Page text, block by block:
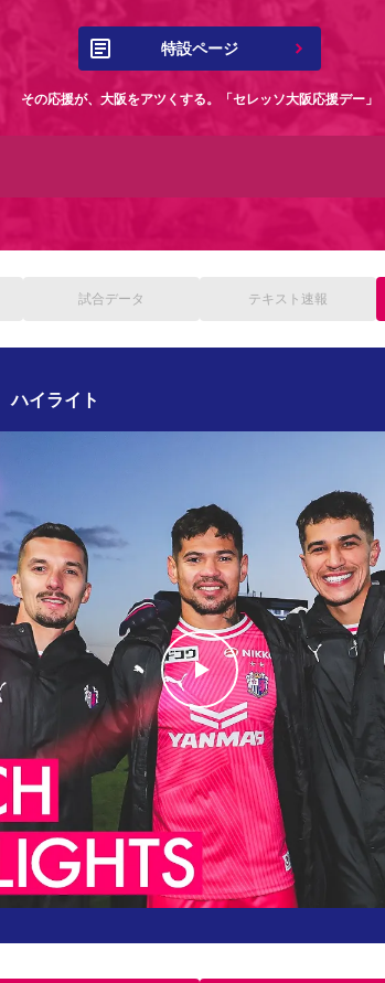
特設ページ
その応援が、大阪をアツくする。「セレッソ大阪応援デー」
試合データ テキスト 速報
ハイライト